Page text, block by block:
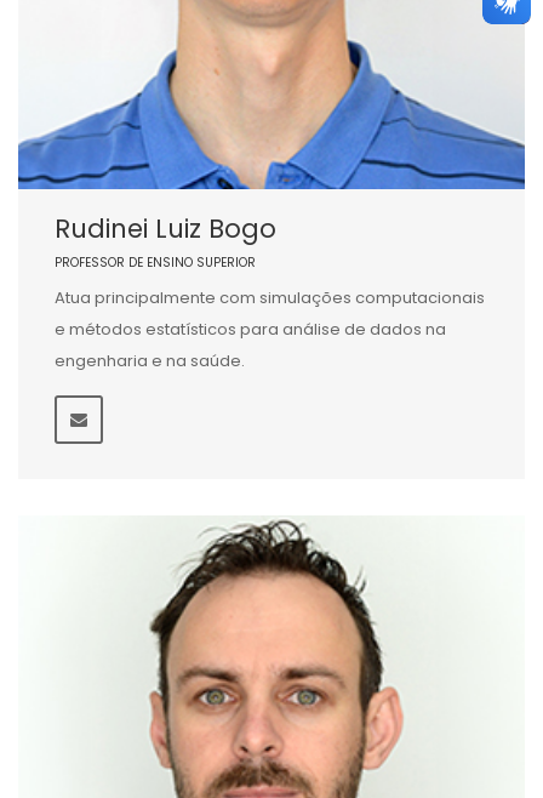
Rudinei Luiz Bogo
PROFESSOR DE ENSINO SUPERIOR
Atua principalmente com simulações computacionais
e métodos estatísticos para análise de dados na
engenharia e na saúde.